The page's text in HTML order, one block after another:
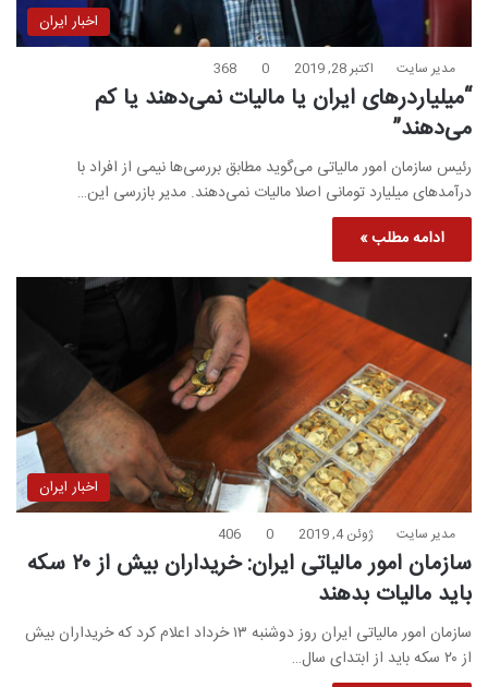
اخبار ایران
مدیر سایت اکتبر 28, 2019 0
368
“میلیاردرهای ایران یا مالیات نمی‌دهند یا کم
می‌دهند”
رئیس سازمان امور مالیاتی می‌گوید مطابق بررسی‌ها نیمی از افراد با
درآمدهای میلیارد تومانی اصلا مالیات نمی‌دهند. مدیر بازرسی این…
ادامه مطلب »
اخبار ایران
مدیر سایت ژوئن 4, 2019 0
406
سازمان امور مالیاتی ایران: خریداران بیش از ۲۰ سکه
باید مالیات بدهند
سازمان امور مالیاتی ایران روز دوشنبه ۱۳ خرداد اعلام کرد که خریداران بیش
از ۲۰ سکه باید از ابتدای سال…